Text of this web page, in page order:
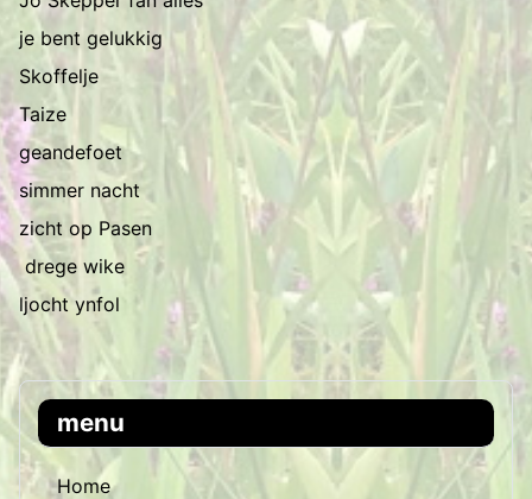
menu
Home
je bent gelukkig
Skoffelje
Taize
geandefoet
simmer nacht
zicht op Pasen
drege wike
ljocht ynfol